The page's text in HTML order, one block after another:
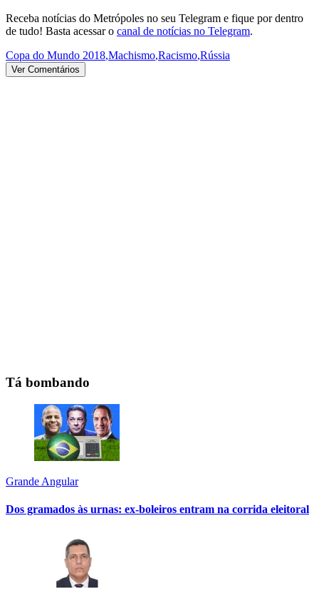
Receba notícias do Metrópoles no seu Telegram e fique por dentro
de tudo! Basta acessar o canal de notícias no Telegram.
Copa do Mundo 2018,Machismo,Racismo,Rússia
Ver Comentários
Tá bombando
Grande Angular
Dos gramados às urnas: ex-boleiros entram na corrida eleitoral